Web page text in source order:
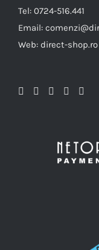
Tel: 0724-516.441
Email:
Web: direct-shop.ro